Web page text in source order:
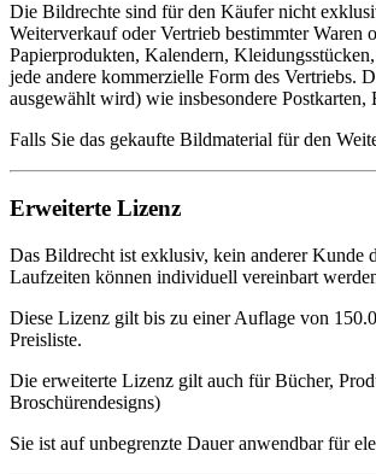
Die Bildrechte sind für den Käufer nicht
Weiterverkauf oder Vertrieb bestimmter Waren
Papierprodukten, Kalendern,
jede andere kommerzielle Form des Vertriebs.
ausgewählt wird) wie insbesondere
Falls Sie das gekaufte Bildmaterial für den
Erweiterte Lizenz
Das Bildrecht ist exklusiv, kein anderer Kunde
Laufzeiten können individuell vereinbart
Diese Lizenz gilt bis zu einer Auflage von
Preisliste.
Die erweiterte Lizenz gilt auch für Bücher,
Broschürendesigns)
Sie ist auf unbegrenzte Dauer anwendbar für